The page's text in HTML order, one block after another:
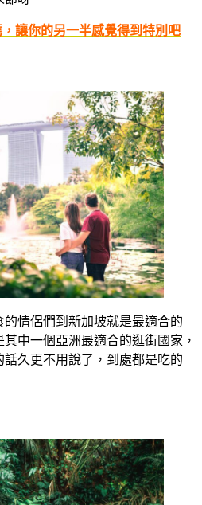
讓你的另一半感覺得到特別吧
情侶們到新加坡就是最適合的
中一個亞洲最適合的逛街國家，
久更不用說了，到處都是吃的